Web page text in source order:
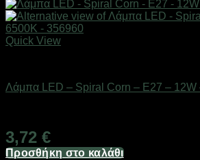
Quick View
Λάμπα LED – Spiral Corn – E27 – 12W
3,72 €
Προσθήκη στο καλάθι